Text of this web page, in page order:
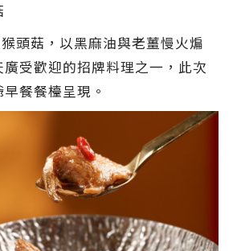
頭菇，以黑麻油與老薑慢火煸
受歡迎的招牌料理之一，此次
餐餐檯呈現。